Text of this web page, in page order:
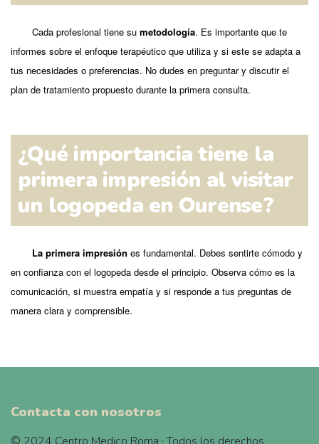
Cada profesional tiene su metodología. Es importante que te
informes sobre el enfoque terapéutico que utiliza y si este se adapta a
tus necesidades o preferencias. No dudes en preguntar y discutir el
plan de tratamiento propuesto durante la primera consulta.
¿Qué importancia tiene la
primera impresión al visitar
un logopeda en Ourense?
La primera impresión es fundamental. Debes sentirte cómodo y
en confianza con el logopeda desde el principio. Observa cómo es la
comunicación, si muestra empatía y si responde a tus preguntas de
manera clara y comprensible.
Contacta con nosotros